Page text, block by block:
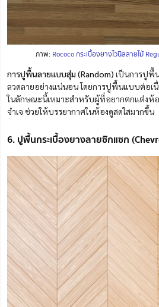
ภาพ: Rococo กระเบื้องยางไวนิลลายไม้
การปูพื้นลายแบบสุ่ม (Random) เป็นการปูพื้
ลวดลายอย่างแน่นอน โดยการปูพื้นแบบต่อเ
ในลักษณะนี้เหมาะสำหรับผู้ที่อยากตกแต่งห้
จำเจ ช่วยให้บรรยากาศในห้องดูสดใสมากขึ้น
6. ปูพื้นกระเบื้องยางลายซิกแซก